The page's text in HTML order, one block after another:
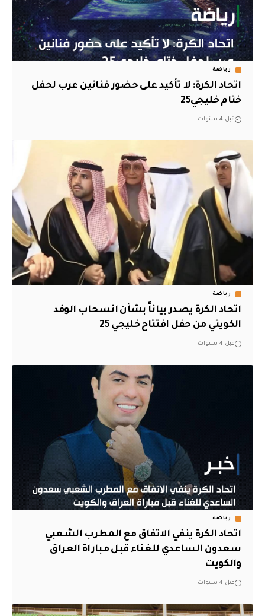
رياضة
اتحاد الكرة: لا تأكيد على حضور فنانين عرب لحفل
ختام خليجي25
قبل 4 سنوات
رياضة
اتحاد الكرة يصدر بياناً بشأن انسحاب الوفد
الكويتي من حفل افتتاح خليجي 25
قبل 4 سنوات
رياضة
اتحاد الكرة ينفي الاتفاق مع المطرب الشعبي
سعدون الساعدي للغناء قبل مباراة العراق
والكويت
قبل 4 سنوات